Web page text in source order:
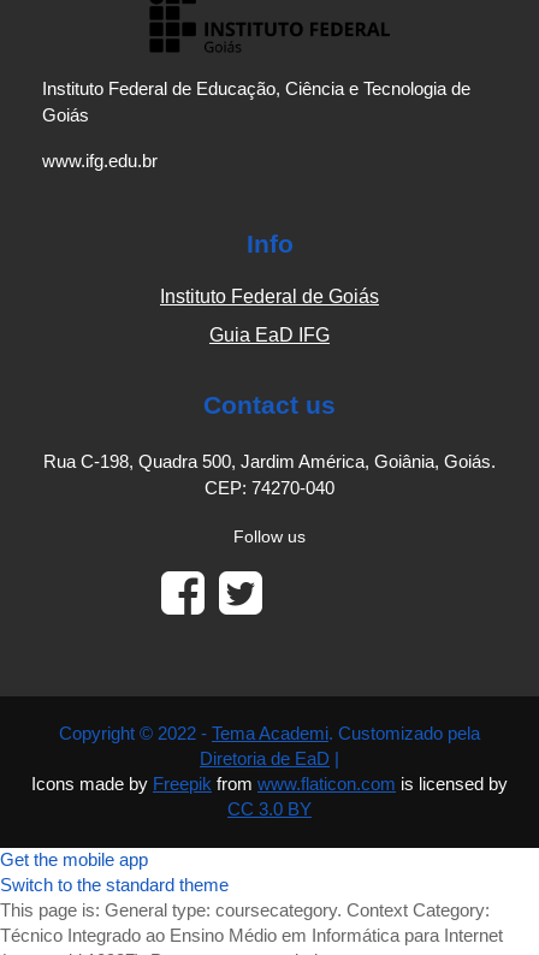
Instituto Federal de Educação, Ciência e Tecnologia de
Goiás
www.ifg.edu.br
Info
Instituto Federal de Goiás
Guia EaD IFG
Contact us
Rua C-198, Quadra 500, Jardim América, Goiânia, Goiás.
CEP: 74270-040
Follow us
Copyright © 2022 - Tema Academi. Customizado pela
Diretoria de EaD
Icons made by Freepik from www.flaticon.com is licensed by
CC 3.0 BY
Get the mobile app
Switch to the standard theme
This page is: General type: coursecategory. Context Category:
Técnico Integrado ao Ensino Médio em Informática para Internet